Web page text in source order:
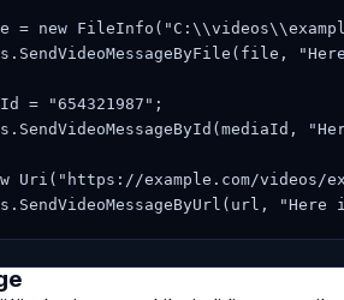
new
= "654321987";
Uri("https://example.com/videos/